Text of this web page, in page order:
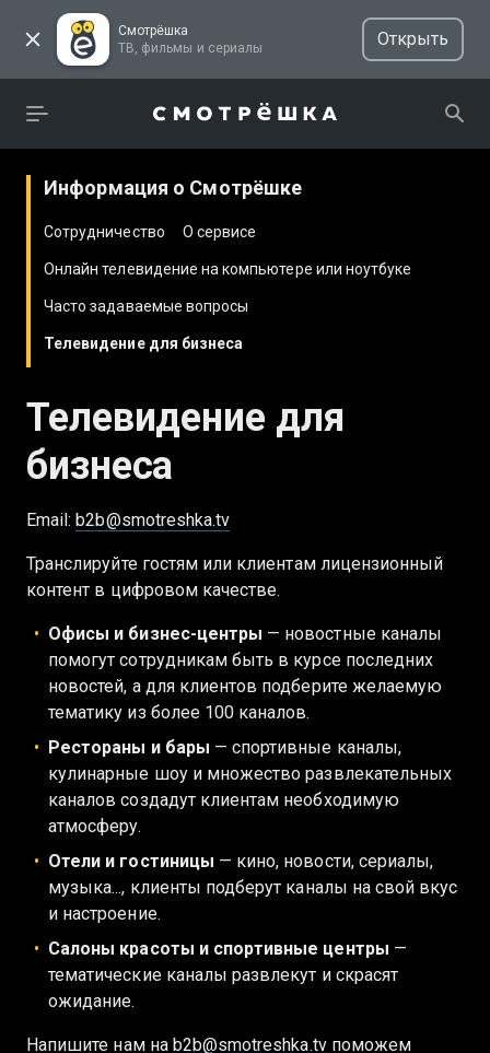
Смотрёшка
ТВ, фильмы и сериалы
Открыть
Телевидение для
бизнеса
Email:b2b@smotreshka.tv
Транслируйте гостям или клиентам лицензионный
контент в цифровом качестве.
Офисы и бизнес-центры — новостные каналы
помогут сотрудникам быть в курсе последних
новостей, а для клиентов подберите желаемую
тематику из более 100 каналов.
Рестораны и бары — спортивные каналы,
кулинарные шоу и множество развлекательных
каналов создадут клиентам необходимую
атмосферу.
Отели и гостиницы — кино, новости, сериалы,
музыка..., клиенты подберут каналы на свой вкус
и настроение.
Салоны красоты и спортивные центры —
тематические каналы развлекут и скрасят
ожидание.
Напишите нам на b2b@smotreshka.tvпоможем
Информация о Смотрёшке
Сотрудничество О сервисе
Онлайн телевидение на компьютере или ноутбуке
Часто задаваемые вопросы
Телевидение для бизнеса